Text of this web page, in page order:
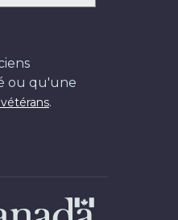
ou qu'une
.